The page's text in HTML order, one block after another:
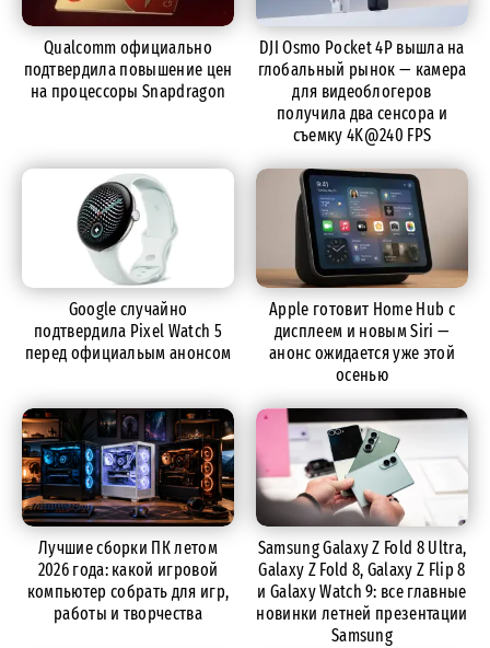
Qualcomm официально
подтвердила повышение цен
на процессоры Snapdragon
DJI Osmo Pocket 4P вышла на
глобальный рынок — камера
для видеоблогеров
получила два сенсора и
съемку 4K@240 FPS
Google случайно
подтвердила Pixel Watch 5
перед официальым анонсом
Apple готовит Home Hub с
дисплеем и новым Siri —
анонс ожидается уже этой
осенью
Лучшие сборки ПК летом
2026 года: какой игровой
компьютер собрать для игр,
работы и творчества
Samsung Galaxy Z Fold 8 Ultra,
Galaxy Z Fold 8, Galaxy Z Flip 8
и Galaxy Watch 9: все главные
новинки летней презентации
Samsung